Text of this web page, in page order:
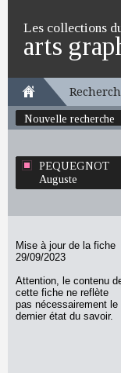
Les collections
arts
Nouvelle recherche
PEQUEGNOT
Auguste
Mise à jour de la fiche
29/09/2023
Attention, le contenu
cette fiche ne reflète
pas nécessairement le
dernier état du savoir.